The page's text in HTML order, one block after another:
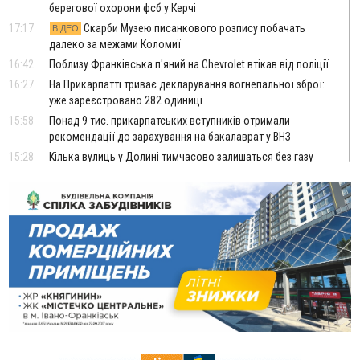
берегової охорони фсб у Керчі
17:17
ВІДЕО Скарби Музею писанкового розпису побачать
далеко за межами Коломиї
16:42
Поблизу Франківська п'яний на Chevrolet втікав від поліції
16:27
На Прикарпатті триває декларування вогнепальної зброї:
уже зареєстровано 282 одиниці
15:58
Понад 9 тис. прикарпатських вступників отримали
рекомендації до зарахування на бакалаврат у ВНЗ
15:28
Кілька вулиць у Долині тимчасово залишаться без газу
14:35
Не знає англійську на достатньому рівні. Франківець Лев
Кишакевич не зможе стати суддею Міжнародного
кримінального суду
14:14
У Ворохті проведуть Кубок ФЛСУ зі стрибків на лижах,
пам'яті оборонця Богдана Бухонка
13:30
ФОТО На Калущині розшукали чоловіка, який три дні
блукав у лісі
13:14
Боднар розповів про реакцію влади Польщі на атаки на
"Едельвейси" щемливо привітали рідну Коломию з